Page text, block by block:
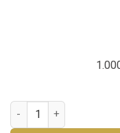
ATÖLYE SMİLE ÖZEL